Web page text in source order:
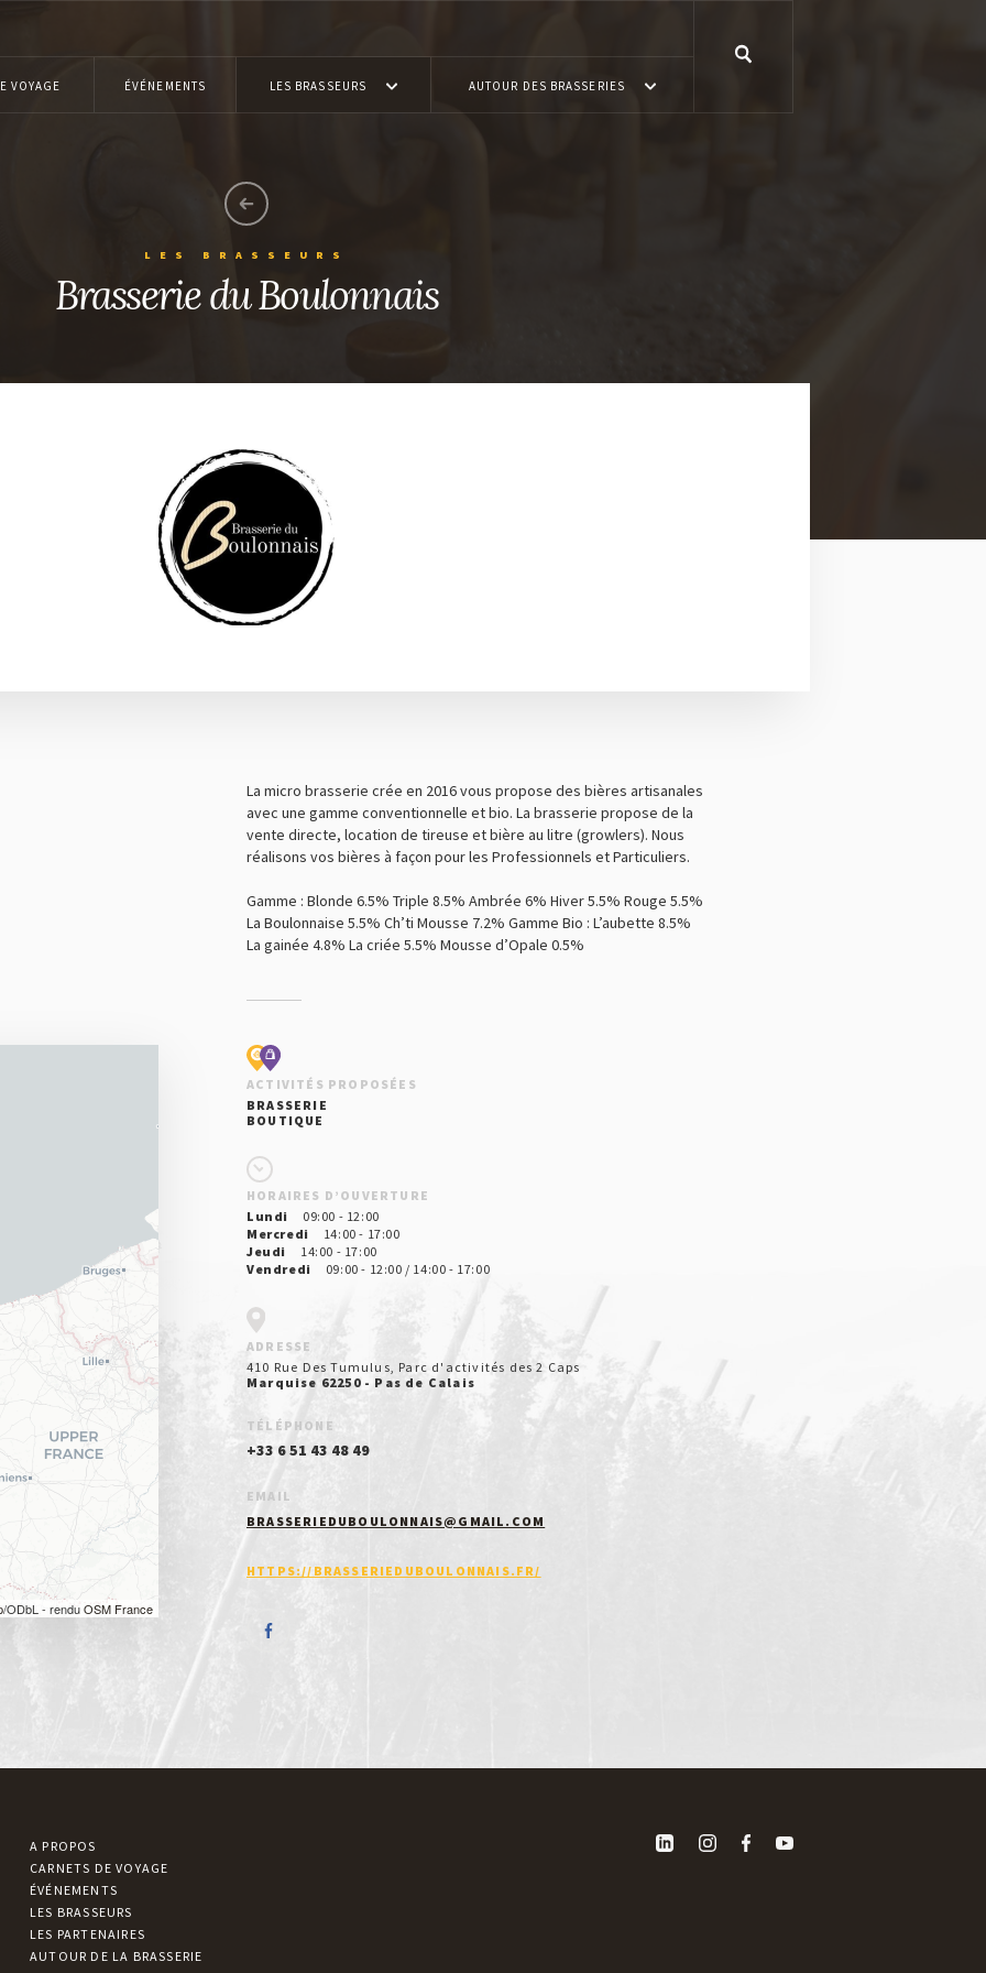
VOYAGE ÉVÉNEMENTS LES BRASSEURS AUTOUR DES BRASSERIES
LES BRASSEURS
Brasserie du Boulonnais
La micro brasserie crée en 2016 vous propose des bières artisanales
avec une gamme conventionnelle et bio. La brasserie propose de la
vente directe, location de tireuse et bière au litre (growlers). Nous
réalisons vos bières à façon pour les Professionnels et Particuliers.
Gamme : Blonde 6.5% Triple 8.5% Ambrée 6% Hiver 5.5% Rouge 5.5%
La Boulonnaise 5.5% Ch’ti Mousse 7.2% Gamme Bio : L’aubette 8.5%
La gainée 4.8% La criée 5.5% Mousse d’Opale 0.5%
/ODbL - renduOSM France
ACTIVITÉS PROPOSÉES
BRASSERIE
BOUTIQUE
HORAIRES D’OUVERTURE
Lundi
09:00 - 12:00
Mercredi
14:00 - 17:00
Jeudi
14:00 - 17:00
Vendredi
09:00 - 12:00 / 14:00 - 17:00
ADRESSE
410 Rue Des Tumulus, Parc d'activités des 2 Caps
Marquise 62250 - Pas de Calais
TÉLÉPHONE
+33 6 51 43 48 49
EMAIL
BRASSERIEDUBOULONNAIS@GMAIL.COM
HTTPS://BRASSERIEDUBOULONNAIS.FR/
A PROPOS
CARNETS DE VOYAGE
ÉVÉNEMENTS
LES BRASSEURS
LES PARTENAIRES
AUTOUR DE LA BRASSERIE